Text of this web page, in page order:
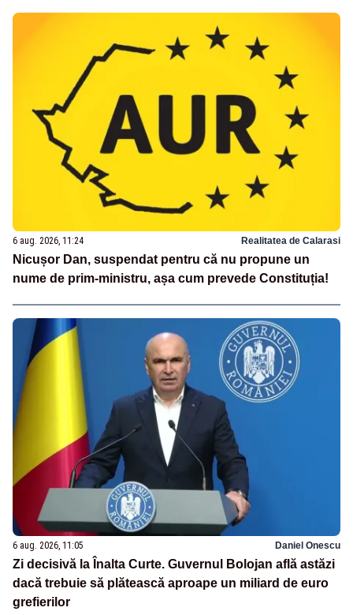
6 aug. 2026, 11:24 Realitatea de Calarasi
Nicușor Dan, suspendat pentru că nu propune un
nume de prim-ministru, așa cum prevede Constituția!
6 aug. 2026, 11:05 Daniel Onescu
Zi decisivă la Înalta Curte. Guvernul Bolojan află astăzi
dacă trebuie să plătească aproape un miliard de euro
grefierilor